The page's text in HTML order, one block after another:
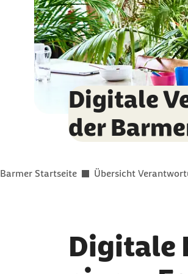
Digitale
der
Sie befinden sich hier:
Barmer Startseite Übersicht
Digitale